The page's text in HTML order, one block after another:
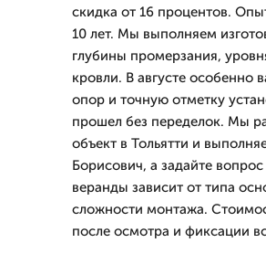
скидка от 16 процентов.
10 лет. Мы выполняем
глубины промерзания,
кровли. В августе особенно
опор и точную отметку
прошел без переделок. Мы
объект в Тольятти и
Борисович, а задайте
веранды зависит от типа
сложности монтажа.
после осмотра и фиксации